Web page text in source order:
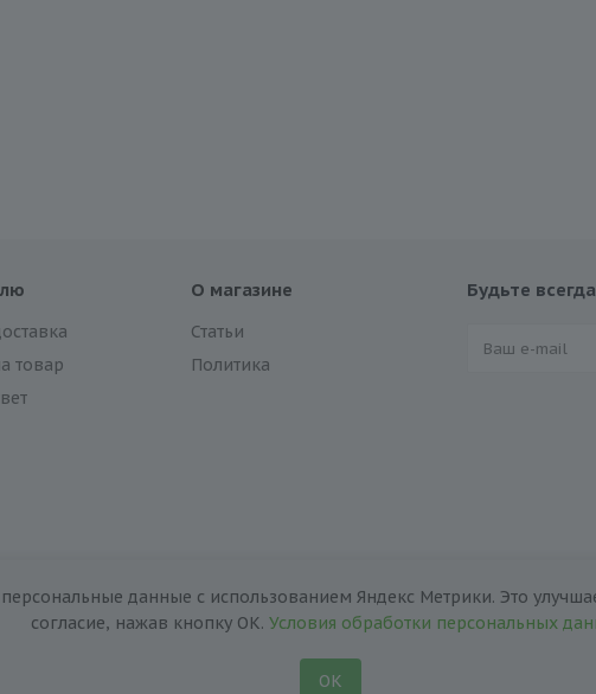
товар
О магазине
Статьи
Политика
Будьте
данные с использованием Яндекс Метрики. Это
согласие, нажав кнопку ОК. Условия обработки персональных
ОК